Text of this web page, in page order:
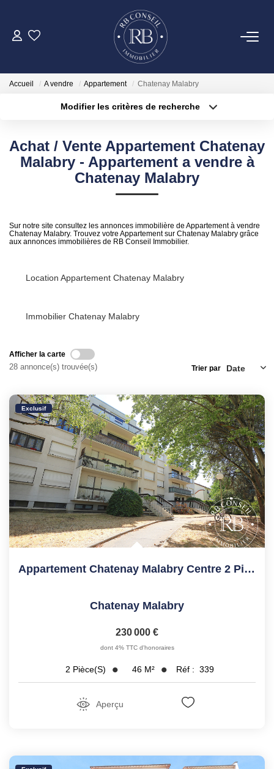
ACHETER
LOUER
CONTACT
Accueil A vendre Appartement Chatenay Malabry
Modifier les critères de recherche
Sélectionnez...
Type de bien
Surface min
Plus de critères
Achat / Vente Appartement Chatenay
Malabry - Appartement a vendre à
Chatenay Malabry
Sur notre site consultez les annonces immobilière de Appartement à vendre
Chatenay Malabry. Trouvez votre Appartement sur Chatenay Malabry grâce
aux annonces immobilières de RB Conseil Immobilier.
Location Appartement Chatenay Malabry
Immobilier Chatenay Malabry
Afficher la carte
28 annonce(s) trouvée(s) Trier par
Exclusif
Appartement Chatenay Malabry Centre 2 Pièce(s) Dernier...
Chatenay Malabry
230 000 €
dont 4% TTC d'honoraires
2 Pièce(s) 46 M² Réf : 339
Aperçu